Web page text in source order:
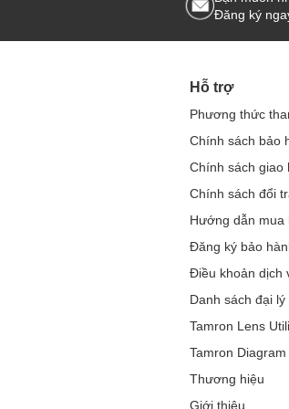
Đăng ký
Hỗ trợ
Phương thức
Chính sách bảo
Chính sách giao
Chính sách đổi
Hướng dẫn mua
Đăng ký bảo
Điều khoản dịch
Danh sách đại lý
Tamron Lens
Tamron Diagram
Thương hiệu
Giới thiệu